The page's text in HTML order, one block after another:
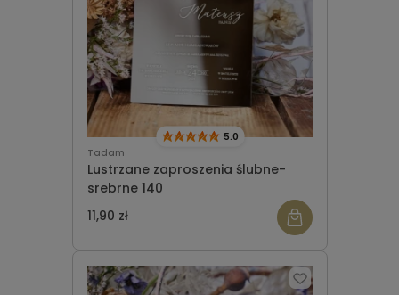
Tadam
Lustrzane zaproszenia ślubne-
srebrne 140
5.0
11,90 zł